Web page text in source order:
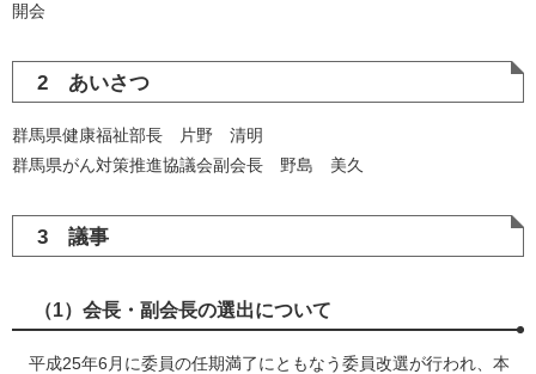
開会
2 あいさつ
群馬県健康福祉部長 片野 清明
群馬県がん対策推進協議会副会長 野島 美久
3 議事
（1）会長・副会長の選出について
平成25年6月に委員の任期満了にともなう委員改選が行われ、本